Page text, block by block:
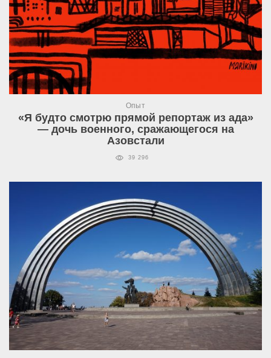
Опыт
«Я будто смотрю прямой репортаж из ада»
— дочь военного, сражающегося на
Азовстали
39 296